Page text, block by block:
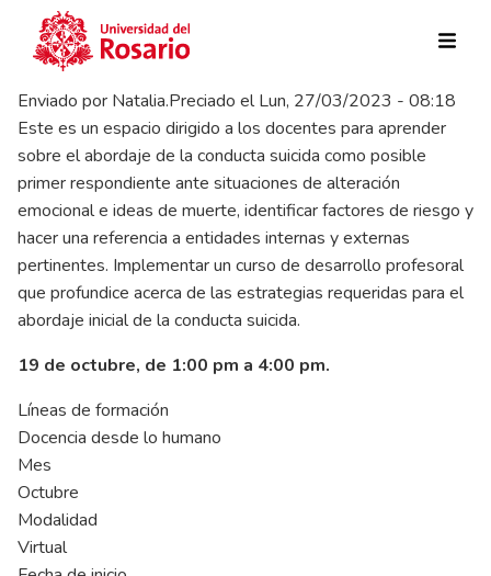
Pasar al contenido principal
Enviado por Natalia.Preciado elLun, 27/03/2023 - 08:18
Este es un espacio dirigido a los docentes para aprender
sobre el abordaje de la conducta suicida como posible
primer respondiente ante situaciones de alteración
emocional e ideas de muerte, identificar factores de riesgo y
hacer una referencia a entidades internas y externas
pertinentes. Implementar un curso de desarrollo profesoral
que profundice acerca de las estrategias requeridas para el
abordaje inicial de la conducta suicida.
19 de octubre, de 1:00 pm a 4:00 pm.
Líneas de formación
Docencia desde lo humano
Mes
Octubre
Modalidad
Virtual